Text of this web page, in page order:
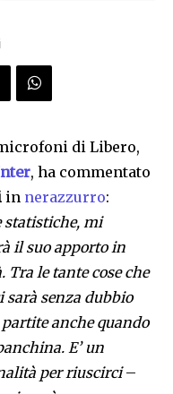
di Libero,
, ha commentato
in nerazzurro:
statistiche, mi
il suo apporto in
le tante cose che
sarà senza dubbio
anche quando
E’ un
per riuscirci–